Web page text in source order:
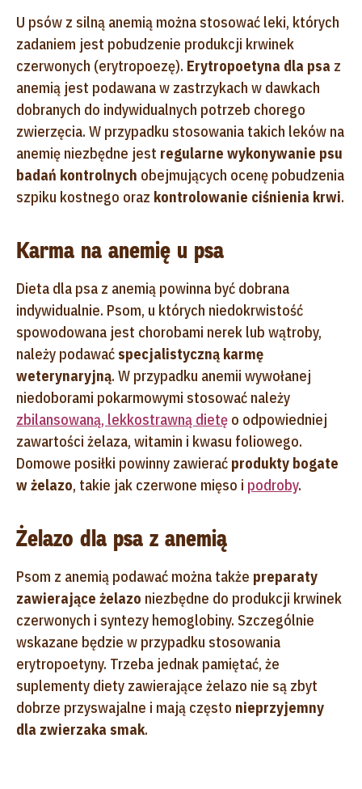
U psów z silną anemią można stosować leki, których
zadaniem jest pobudzenie produkcji krwinek
czerwonych (erytropoezę). Erytropoetyna dla psa z
anemią jest podawana w zastrzykach w dawkach
dobranych do indywidualnych potrzeb chorego
zwierzęcia. W przypadku stosowania takich leków na
anemię niezbędne jest regularne wykonywanie psu
badań kontrolnych obejmujących ocenę pobudzenia
szpiku kostnego oraz kontrolowanie ciśnienia krwi.
Karma na anemię u psa
Dieta dla psa z anemią powinna być dobrana
indywidualnie. Psom, u których niedokrwistość
spowodowana jest chorobami nerek lub wątroby,
należy podawaćspecjalistyczną karmę
weterynaryjną. W przypadku anemii wywołanej
niedoborami pokarmowymi stosować należy
zbilansowaną, lekkostrawną dietę o odpowiedniej
zawartości żelaza, witamin i kwasu foliowego.
Domowe posiłki powinny zawierać produkty bogate
w żelazo, takie jak czerwone mięso i podroby.
Żelazo dla psa z anemią
Psom z anemią podawać można także preparaty
zawierające żelazo niezbędne do produkcji krwinek
czerwonych i syntezy hemoglobiny. Szczególnie
wskazane będzie w przypadku stosowania
erytropoetyny. Trzeba jednak pamiętać, że
suplementy diety zawierające żelazo nie są zbyt
dobrze przyswajalne i mają często nieprzyjemny
dla zwierzaka smak.